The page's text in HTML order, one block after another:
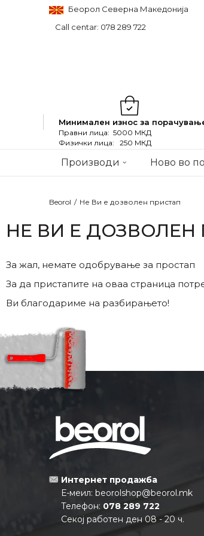
Беорол Северна Македонија
Call centar: 078 289 722
Минимален износ за
Правни лица: 5000 МКД
Физички лица: 250 МКД
Производи Ново во
Beorol Не Ви е дозволен пристап
НЕ ВИ Е ДОЗВОЛЕН
За жал, немате одобрување за простап
За да пристапите на оваа страница
Ви благодариме на разбирањето!
Интернет продажба
Е-меил: beorolshop@beorol.mk
Телефон: 078 289 722
Секој работен ден 08 - 20 ч.